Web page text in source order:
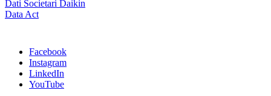
Dati Societari Daikin
Data Act
Facebook
Instagram
LinkedIn
YouTube